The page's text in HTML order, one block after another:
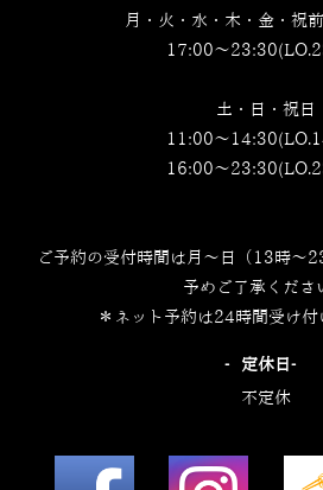
月・火・水・木・金・祝
17:00～
土・日・祝日
11:00～
16:00～
ご予約の受付時間は月～日（13時～
予めご了承くださ
＊ネット予約は24時間受け付
‐定休日‐
不定休